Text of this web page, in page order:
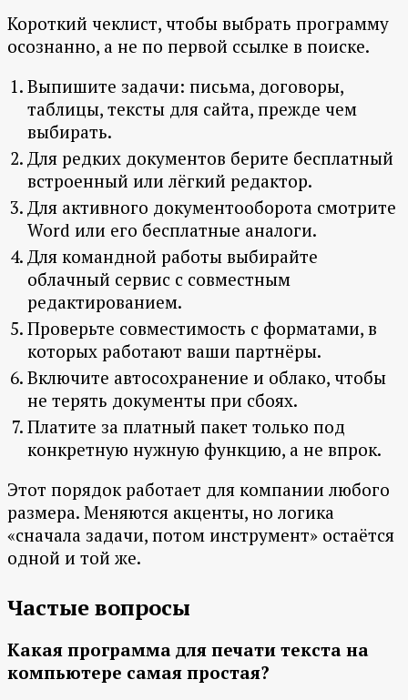
Короткий чеклист, чтобы выбрать программу
осознанно, а не по первой ссылке в поиске.
Выпишите задачи: письма, договоры,
таблицы, тексты для сайта, прежде чем
выбирать.
Для редких документов берите бесплатный
встроенный или лёгкий редактор.
Для активного документооборота смотрите
Word или его бесплатные аналоги.
Для командной работы выбирайте
облачный сервис с совместным
редактированием.
Проверьте совместимость с форматами, в
которых работают ваши партнёры.
Включите автосохранение и облако, чтобы
не терять документы при сбоях.
Платите за платный пакет только под
конкретную нужную функцию, а не впрок.
Этот порядок работает для компании любого
размера. Меняются акценты, но логика
«сначала задачи, потом инструмент» остаётся
одной и той же.
Частые вопросы
Какая программа для печати текста на
компьютере самая простая?